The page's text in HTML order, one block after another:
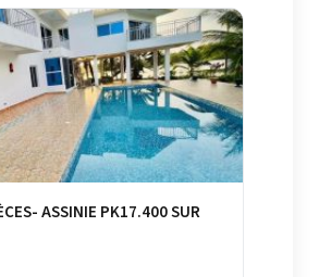
ASSINIE PK17.400 SUR